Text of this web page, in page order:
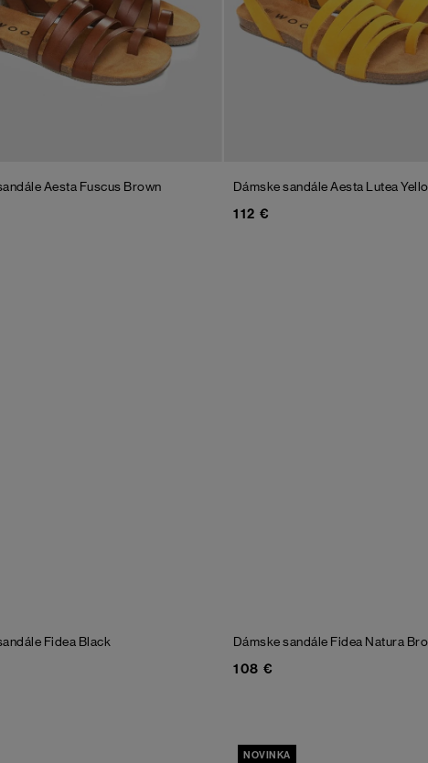
Aesta Fuscus Brown Dámske sandále Aesta Lutea
112 €
Fidea Black Dámske sandále Fidea Natura
108 €
NOVINKA